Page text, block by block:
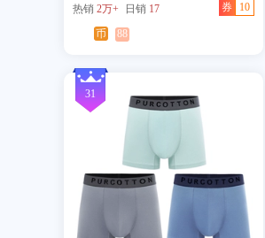
热销 2万+ 日销 17 券 10
币 88
31